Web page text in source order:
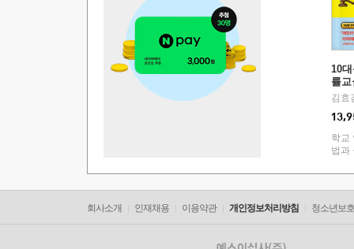
10
률교
김효
학교
법과
회사소개 인재채용 이용약관 개인정보처리방침 청소년보